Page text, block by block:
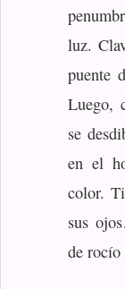
luz.
puente
Luego,
se
en el
color.
sus
de rocío